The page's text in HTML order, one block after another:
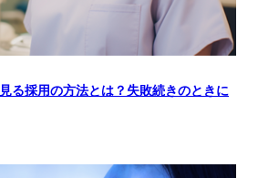
る採用の方法とは？失敗続きのときに